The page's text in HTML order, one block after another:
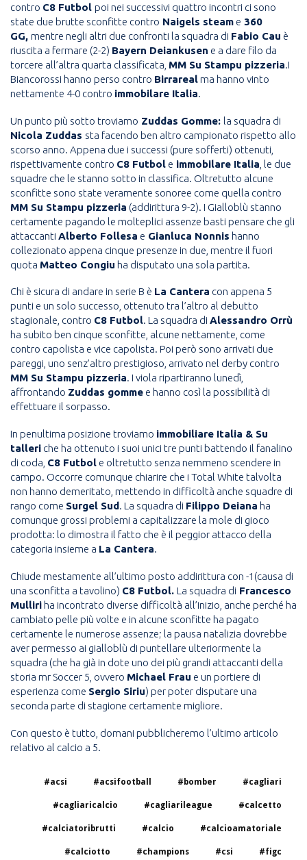
contro C8 Futbol poi nei successivi quattro incontri ci sono
state due brutte sconfitte contro Naigels steam e 360
GG, mentre negli altri due confronti la squadra di Fabio Cau è
riuscita a fermare (2-2) Bayern Deiankusen e a dare filo da
torcere all’altra quarta classificata, MM Su Stampu pizzeria.I
Biancorossi hanno perso contro Birrarealma hanno vinto
nettamente 4-0 contro immobilare Italia.
Un punto più sotto troviamo Zuddas Gomme: la squadra di
Nicola Zuddas sta facendo ben altro campionato rispetto allo
scorso anno. Appena due i successi (pure sofferti) ottenuti,
rispettivamente contro C8 Futbol e immobilare Italia , le due
squadre che le stanno sotto in classifica. Oltretutto alcune
sconfitte sono state veramente sonoree come quella contro
MM Su Stampu pizzeria (addirittura 9-2). I Gialloblù stanno
certamente pagando le molteplici assenze basti pensare che gli
attaccanti Alberto Follesa e Gianluca Nonnis hanno
collezionato appena cinque presenze in due, mentre il fuori
quota Matteo Congiu ha disputato una sola partita.
Chi è sicura di andare in serie B è La Cantera con appena 5
punti e un solo successo, ottenuto tra l’altro al debutto
stagionale, contro C8 Futbol. La squadra di Alessandro Orrù
ha subito ben cinque sconfitte, alcune nettamente, come
contro capolista e vice capolista. Poi però sono arrivati due
pareggi, uno senz’altro prestigioso, arrivato nel derby contro
MM Su Stampu pizzeria. I viola ripartiranno lunedì,
affrontando Zuddas gomme e hanno così la possibilità di
effettuare il sorpasso.
In penultima posizione troviamo immobiliare Italia & Su
talleri che ha ottenuto i suoi unici tre punti battendo il fanalino
di coda, C8 Futbol e oltretutto senza nemmeno scendere in
campo. Occorre comunque chiarire che i Total White talvolta
non hanno demeritato, mettendo in difficoltà anche squadre di
rango come Surgel Sud. La squadra di Filippo Deiana ha
comunque grossi problemi a capitalizzare la mole di gioco
prodotta: lo dimostra il fatto che è il peggior attacco della
categoria insieme a La Cantera.
Chiude mestamente all’ultimo posto addirittura con -1(causa di
una sconfitta a tavolino) C8 Futbol. La squadra di Francesco
Mulliri ha incontrato diverse difficoltà all’inizio, anche perché ha
cambiato pelle più volte e in alcune sconfitte ha pagato
certamente le numerose assenze; la pausa natalizia dovrebbe
aver permesso ai gialloblù di puntellare ulteriormente la
squadra (che ha già in dote uno dei più grandi attaccanti della
storia mr Soccer 5, ovvero Michael Frau e un portiere di
esperienza come Sergio Siriu) per poter disputare una
seconda parte di stagione certamente migliore.
Con questo è tutto, domani pubblicheremo l’ultimo articolo
relativo al calcio a 5.
#acsi #acsifootball #bomber #cagliari
#cagliaricalcio #cagliarileague #calcetto
#calciatoribrutti #calcio #calcioamatoriale
#calciotto #champions #csi #figc